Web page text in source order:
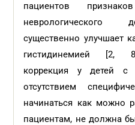
пациентов
неврологического
существенно улучшает
гистидинемией [2,
коррекция у детей
отсутствием
начинаться как можно
пациентам, не должна